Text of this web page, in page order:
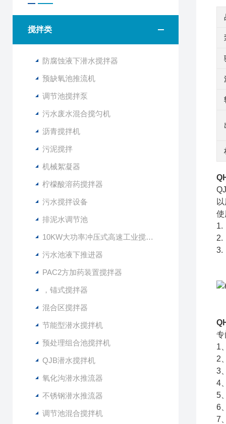
搅拌类
防腐蚀液下潜水搅拌器
预缺氧池推流机
调节池搅拌泵
污水废水混合搅匀机
沥青搅拌机
污泥搅拌
机械絮凝器
柠檬酸溶药搅拌器
污水搅拌设备
排泥水调节池
10KW大功率冲压式高速工业搅拌设备
污水池液下推进器
PAC2方加药装置搅拌器
，锚式搅拌器
混合区搅拌器
节能型潜水搅拌机
预处理组合池搅拌机
QJB潜水搅拌机
氧化沟潜水推流器
不锈钢潜水推流器
调节池混合搅拌机
使
1.
3.
专
1
2
3
4
5
6
7